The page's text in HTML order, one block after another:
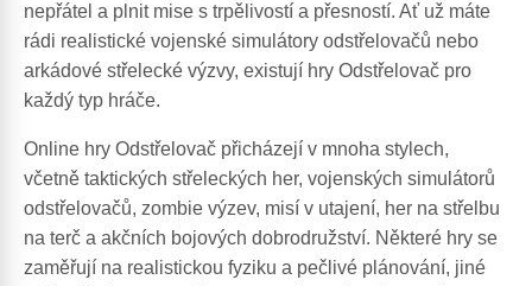
nepřátel a plnit mise s trpělivostí a přesností. Ať už máte
rádi realistické vojenské simulátory odstřelovačů nebo
arkádové střelecké výzvy, existují hry Odstřelovač pro
každý typ hráče.
Online hry Odstřelovač přicházejí v mnoha stylech,
včetně taktických střeleckých her, vojenských simulátorů
odstřelovačů, zombie výzev, misí v utajení, her na střelbu
na terč a akčních bojových dobrodružství. Některé hry se
zaměřují na realistickou fyziku a pečlivé plánování, jiné